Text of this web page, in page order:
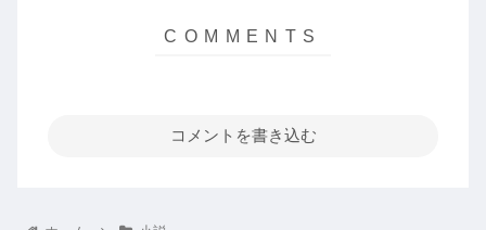
コメントを書き込む